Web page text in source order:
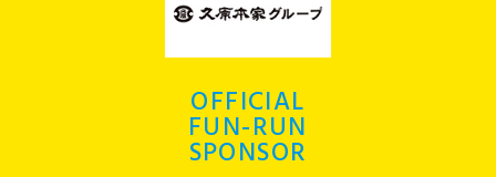
OFFICIAL
FUN-RUN
SPONSOR